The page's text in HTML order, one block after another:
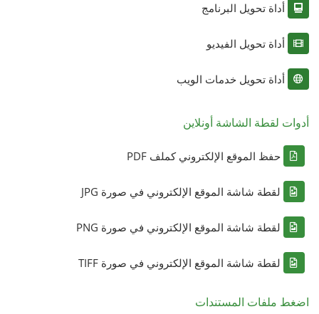
أداة تحويل البرنامج
أداة تحويل الفيديو
أداة تحويل خدمات الويب
أدوات لقطة الشاشة أونلاين
حفظ الموقع الإلكتروني كملف PDF
لقطة شاشة الموقع الإلكتروني في صورة JPG
لقطة شاشة الموقع الإلكتروني في صورة PNG
لقطة شاشة الموقع الإلكتروني في صورة TIFF
اضغط ملفات المستندات